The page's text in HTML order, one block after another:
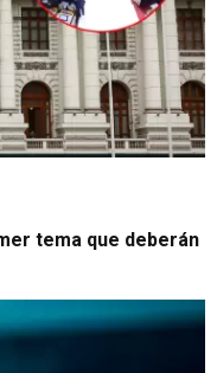
tema que deberán